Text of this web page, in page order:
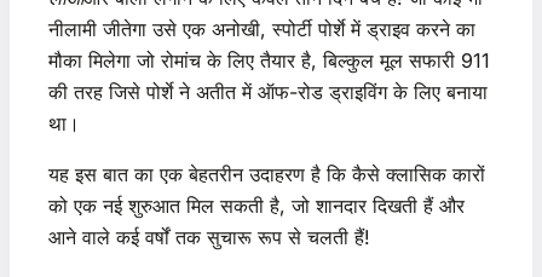
नीलामी जीतेगा उसे एक अनोखी, स्पोर्टी पोर्शे में ड्राइव करने का
मौका मिलेगा जो रोमांच के लिए तैयार है, बिल्कुल मूल सफारी 911
की तरह जिसे पोर्शे ने अतीत में ऑफ-रोड ड्राइविंग के लिए बनाया
था।
यह इस बात का एक बेहतरीन उदाहरण है कि कैसे क्लासिक कारों
को एक नई शुरुआत मिल सकती है, जो शानदार दिखती हैं और
आने वाले कई वर्षों तक सुचारू रूप से चलती हैं!